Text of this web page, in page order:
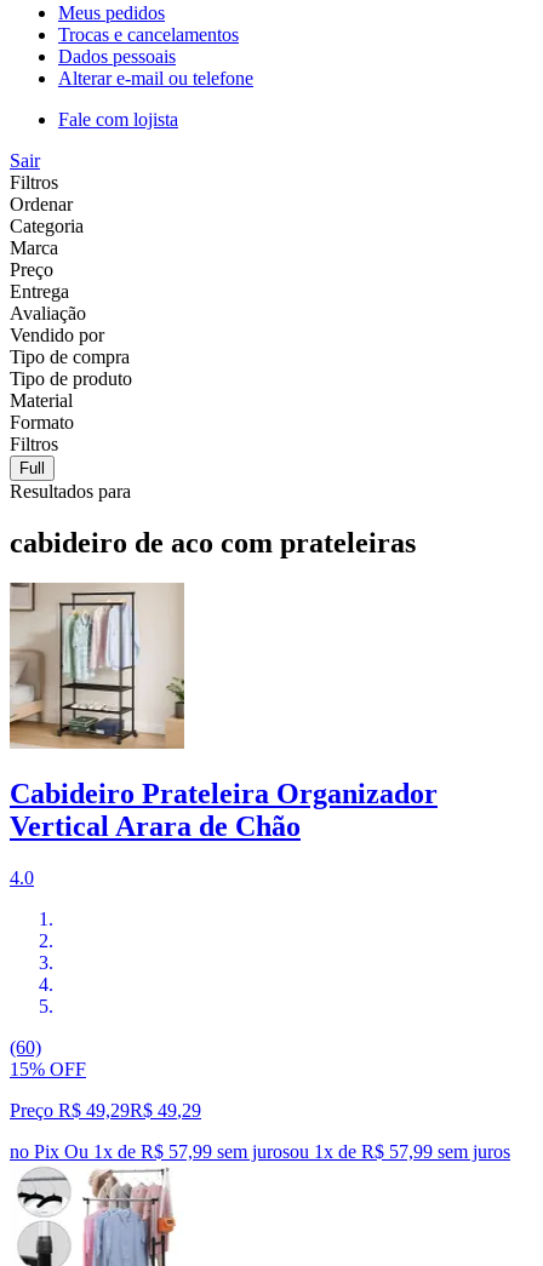
Meus pedidos
Trocas e cancelamentos
Dados pessoais
Alterar e-mail ou telefone
Fale com lojista
Sair
Filtros
Ordenar
Categoria
Marca
Preço
Entrega
Avaliação
Vendido por
Tipo de compra
Tipo de produto
Material
Formato
Filtros
Full
Resultados para
cabideiro de aco com prateleiras
Cabideiro Prateleira Organizador
Vertical Arara de Chão
4.0
(60)
15% OFF
Preço R$ 49,29R$ 49,29
no Pix Ou 1x de R$ 57,99 sem jurosou 1x de R$ 57,99 sem juros